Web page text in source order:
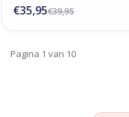
€39,95
€35,95
Pagina 1 van 10